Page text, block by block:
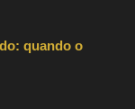
quando o